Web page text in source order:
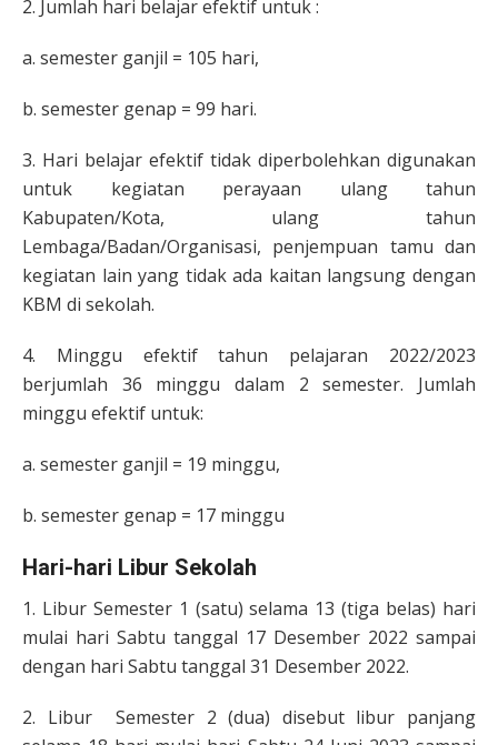
2. Jumlah hari belajar efektif untuk :
a. semester ganjil = 105 hari,
b. semester genap = 99 hari.
3. Hari belajar efektif tidak diperbolehkan digunakan
untuk kegiatan perayaan ulang tahun
Kabupaten/Kota, ulang tahun
Lembaga/Badan/Organisasi, penjempuan tamu dan
kegiatan lain yang tidak ada kaitan langsung dengan
KBM di sekolah.
4. Minggu efektif tahun pelajaran 2022/2023
berjumlah 36 minggu dalam 2 semester. Jumlah
minggu efektif untuk:
a. semester ganjil = 19 minggu,
b. semester genap = 17 minggu
Hari-hari Libur Sekolah
1. Libur Semester 1 (satu) selama 13 (tiga belas) hari
mulai hari Sabtu tanggal 17 Desember 2022 sampai
dengan hari Sabtu tanggal 31 Desember 2022.
2. Libur Semester 2 (dua) disebut libur panjang